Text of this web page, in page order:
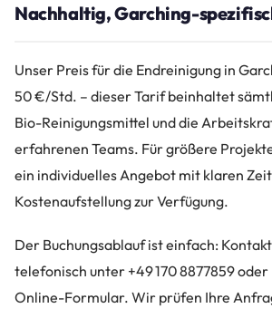
Nachhaltig, Garching-
Unser Preis für die Endreinigung in
50 €/Std. – dieser Tarif beinhaltet
Bio-Reinigungsmittel und die
erfahrenen Teams. Für größere
ein individuelles Angebot mit klaren
Kostenaufstellung zur Verfügung.
Der Buchungsablauf ist einfach:
telefonisch unter +49 170 8877859 oder
Online-Formular. Wir prüfen Ihre